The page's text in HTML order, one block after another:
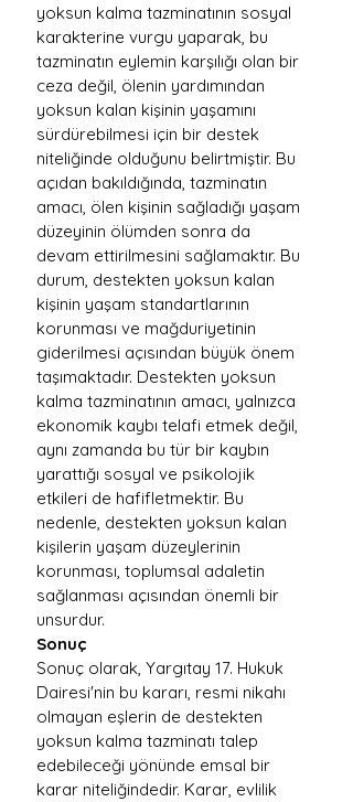
yoksun kalma tazminatının sosyal
karakterine vurgu yaparak, bu
tazminatın eylemin karşılığı olan bir
ceza değil, ölenin yardımından
yoksun kalan kişinin yaşamını
sürdürebilmesi için bir destek
niteliğinde olduğunu belirtmiştir. Bu
açıdan bakıldığında, tazminatın
amacı, ölen kişinin sağladığı yaşam
düzeyinin ölümden sonra da
devam ettirilmesini sağlamaktır. Bu
durum, destekten yoksun kalan
kişinin yaşam standartlarının
korunması ve mağduriyetinin
giderilmesi açısından büyük önem
taşımaktadır. Destekten yoksun
kalma tazminatının amacı, yalnızca
ekonomik kaybı telafi etmek değil,
aynı zamanda bu tür bir kaybın
yarattığı sosyal ve psikolojik
etkileri de hafifletmektir. Bu
nedenle, destekten yoksun kalan
kişilerin yaşam düzeylerinin
korunması, toplumsal adaletin
sağlanması açısından önemli bir
unsurdur.
Sonuç
Sonuç olarak, Yargıtay 17. Hukuk
Dairesi'nin bu kararı, resmi nikahı
olmayan eşlerin de destekten
yoksun kalma tazminatı talep
edebileceği yönünde emsal bir
karar niteliğindedir. Karar, evlilik